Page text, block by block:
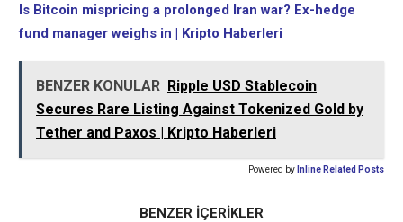
Is Bitcoin mispricing a prolonged Iran war? Ex-hedge
fund manager weighs in | Kripto Haberleri
BENZER KONULAR Ripple USD Stablecoin
Secures Rare Listing Against Tokenized Gold by
Tether and Paxos | Kripto Haberleri
Powered by Inline Related Posts
BENZER İÇERİKLER